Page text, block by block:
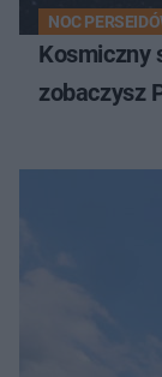
NOC
Kosmiczny
zobaczysz